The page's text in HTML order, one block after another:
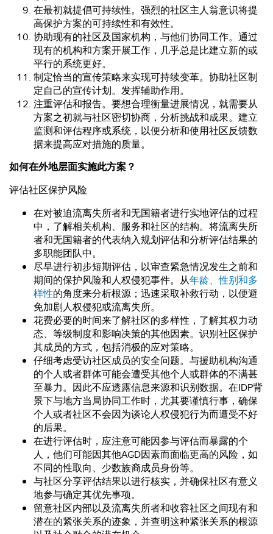
在最初就提倡可持续性。强烈的社区主人翁意识将提
高保护方案的可持续性和有效性。
协助现有的社区及国家机构，与他们协同工作。通过
现有的机构和方案开展工作，几乎总是比建立新的或
平行的系统更好。
制定恰当的宣传策略来实现可持续变革。协助社区制
定自己的宣传计划。发挥辅助作用。
注重评估和报告。要想合理衡量进展情况，就需要从
方案之初就与社区密切协商，分析挑战和成果。建立
监测和评估程序或系统，以便分析和使用社区反馈数
据来提高应对措施的质量。
如何在外地层面实施此方案？
评估社区保护风险
在对被迫流离失所者和无国籍者进行实地评估的过程
中，了解相关机构、服务和社区的结构。将流离失所
者和无国籍者的代表纳入规划评估和分析评估结果的
多职能团队中。
尽早进行初步短期评估，以审查紧急情况发生之前和
期间的保护风险和人权侵犯事件。从年龄、性别和多
样性的角度来分析根源；迅速采取补救行动，以便避
免加剧人权侵犯或流离失所。
花费必要的时间来了解社区的多样性，了解其权力动
态、等级制度和影响决策的其他因素。识别社区保护
其成员的方式，包括消极的应对策略。
仔细考虑受访社区成员的安全问题。与援助机构沟通
的个人或者群体可能会遭受其他个人或群体的不满甚
至暴力。因此不应透露信息来源和识别数据。在IDP背
景下与地方当局协同工作时，尤其要谨慎行事，确保
个人或者社区不会因为谈论人权侵犯行为而遭受不好
的后果。
在进行评估时，应注意可能因参与评估而暴露的个
人，他们可能因其他AGD因素而面临更高的风险，如
不同的性取向、少数族裔成员身份等。
与社区分享评估结果以进行核实，并确保社区有意义
地参与确定其优先事项。
留意社区内部以及流离失所者和收容社区之间现有和
潜在的紧张关系的迹象，并查明这种紧张关系的根源